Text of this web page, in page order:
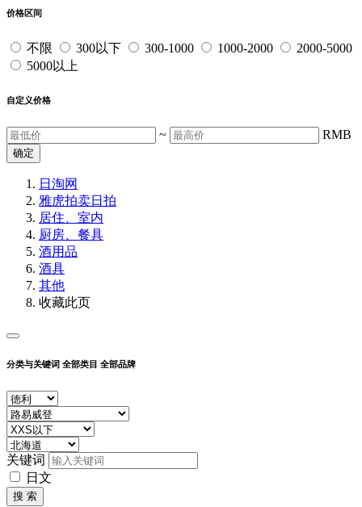
价格区间
不限 300以下 300-1000 1000-2000
2000-5000
5000以上
自定义价格
~ RMB
确定
日淘网
雅虎拍卖日拍
居住、室内
厨房、餐具
酒用品
酒具
其他
收藏此页
分类与关键词 全部类目 全部品牌
关键词
日文
搜 索